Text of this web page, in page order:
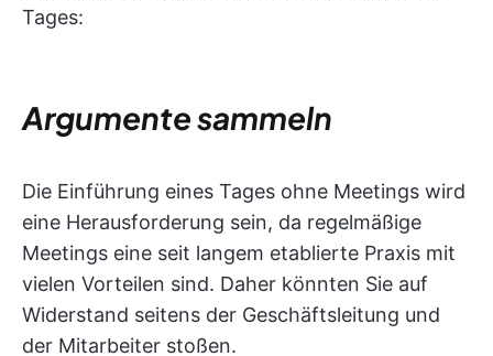
Tages:
Argumente sammeln
Die Einführung eines Tages ohne Meetings wird
eine Herausforderung sein, da regelmäßige
Meetings eine seit langem etablierte Praxis mit
vielen Vorteilen sind. Daher könnten Sie auf
Widerstand seitens der Geschäftsleitung und
der Mitarbeiter stoßen.